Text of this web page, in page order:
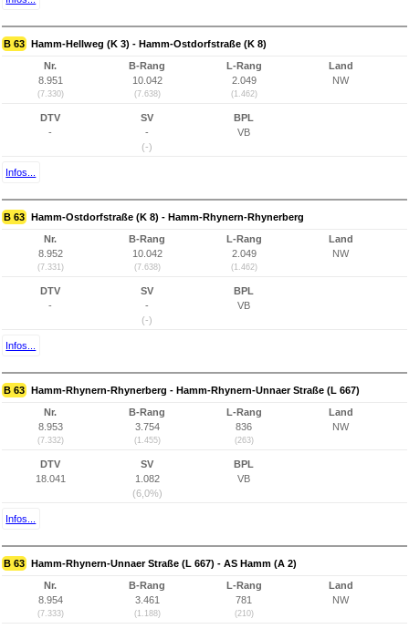
B 63 Hamm-Hellweg (K 3) - Hamm-Ostdorfstraße (K 8)
Nr.
8.951
(7.330)
B-Rang
10.042
(7.638)
L-Rang
2.049
(1.462)
Land
NW
DTV
-
SV
-
(-)
BPL
VB
Infos...
B 63 Hamm-Ostdorfstraße (K 8) - Hamm-Rhynern-Rhynerberg
Nr.
8.952
(7.331)
B-Rang
10.042
(7.638)
L-Rang
2.049
(1.462)
Land
NW
DTV
-
SV
-
(-)
BPL
VB
Infos...
B 63 Hamm-Rhynern-Rhynerberg - Hamm-Rhynern-Unnaer Straße (L 667)
Nr.
8.953
(7.332)
B-Rang
3.754
(1.455)
L-Rang
836
(263)
Land
NW
DTV
18.041
SV
1.082
(6,0%)
BPL
VB
Infos...
B 63 Hamm-Rhynern-Unnaer Straße (L 667) - AS Hamm (A 2)
Nr.
8.954
(7.333)
B-Rang
3.461
(1.188)
L-Rang
781
(210)
Land
NW